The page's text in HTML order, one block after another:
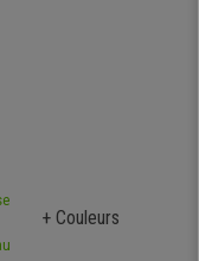
+ Couleurs